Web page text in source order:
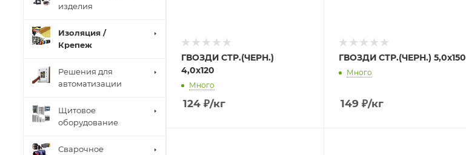
ГВОЗДИ СТР.(ЧЕРН.)
4,0х120
Много
124 ₽/кг
ГВОЗДИ СТР.(ЧЕРН.) 5,0х150
Много
149 ₽/кг
изделия
Изоляция /
Крепеж
Решения для
автоматизации
Щитовое
оборудование
Сварочное